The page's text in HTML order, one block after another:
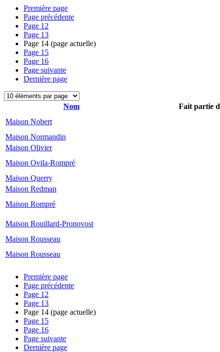
Première page
Page précédente
Page 12
Page 13
Page 14 (page actuelle)
Page 15
Page 16
Page suivante
Dernière page
Nom
Fait partie
Maison Nobert
Maison Normandin
Maison Olivier
Maison Ovila-Rompré
Maison Querry
Maison Redman
Maison Rompré
Maison Rouillard-Pronovost
Maison Rousseau
Maison Rousseau
Première page
Page précédente
Page 12
Page 13
Page 14 (page actuelle)
Page 15
Page 16
Page suivante
Dernière page